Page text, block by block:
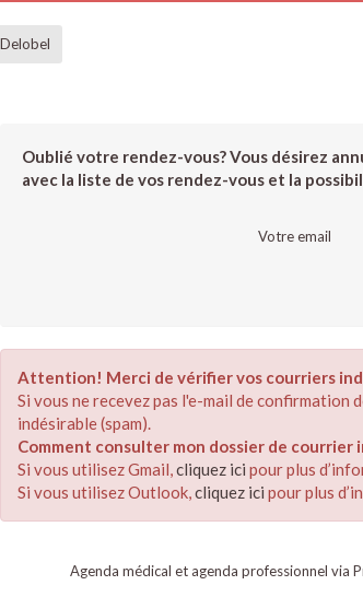
Oublié votre rendez-vous? Vous désirez
avec la liste de vos rendez-vous et la
Votre email
Attention! Merci de vérifier vos courriers
Si vous ne recevez pas l'e-mail de
indésirable (spam).
Comment consulter mon dossier de courrier
Si vous utilisez Gmail,cliquez ici pour plus
Si vous utilisez Outlook,cliquez ici pour plus
Agenda médical et agenda professionnel via